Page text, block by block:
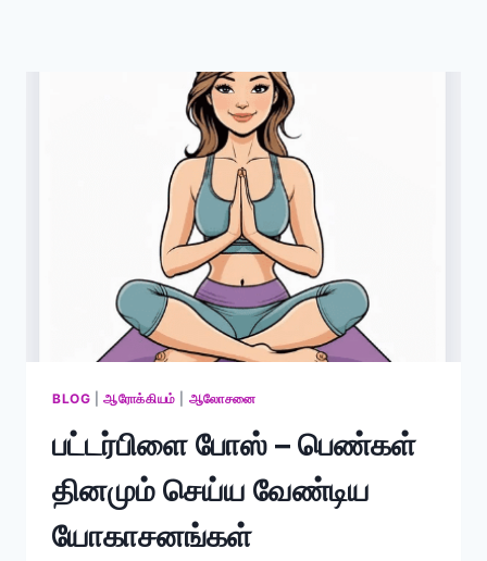
BLOG |ஆரோக்கியம் ஆலோசனை
பட்டர்பிளை போஸ் – பெண்கள்
தினமும் செய்ய வேண்டிய
யோகாசனங்கள்